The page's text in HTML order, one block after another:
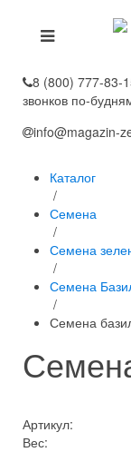
8 (800) 777-83-
звонков по-
info@magazin-
Каталог
/
Семена
/
Семена
/
Семена
/
Семена
Артикул:
Вес: